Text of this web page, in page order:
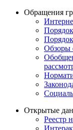
Обращения
Обзоры
Открытые
Реестр